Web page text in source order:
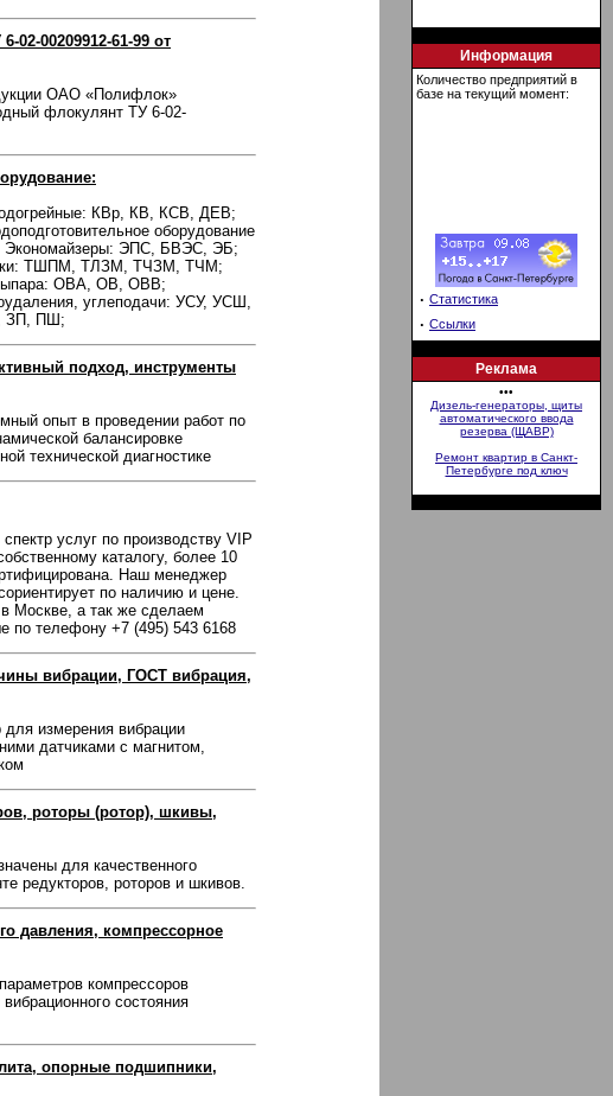
00209912-61-99 от
ОАО «Полифлок»
флокулянт ТУ 6-02-
КВр, КВ, КСВ, ДЕВ;
оборудование
Экономайзеры: ЭПС, БВЭС, ЭБ;
ТШПМ, ТЛЗМ, ТЧЗМ, ТЧМ;
ОВА, ОВ, ОВВ;
углеподачи: УСУ, УСШ,
ЗП, ПШ;
подход, инструменты
опыт в проведении работ по
балансировке
технической диагностике
услуг по производству VIP
каталогу, более 10
Наш менеджер
по наличию и цене.
Москве, а так же сделаем
по телефону +7 (495) 543 6168
вибрации, ГОСТ вибрация,
для измерения вибрации
датчиками с магнитом,
роторы (ротор), шкивы,
для качественного
редукторов, роторов и шкивов.
давления, компрессорное
компрессоров
состояния
опорные подшипники,
Информация
Количество предприятий в
базе на текущий момент:
· Статистика
· Ссылки
Реклама
•••
Дизель-генераторы, щиты
автоматического ввода
резерва (ЩАВР)
Ремонт квартир в Санкт-
Петербурге под ключ